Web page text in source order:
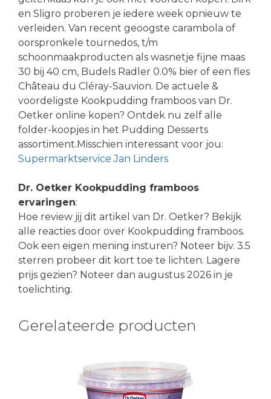
en Sligro proberen je iedere week opnieuw te
verleiden. Van recent geoogste carambola of
oorspronkele tournedos, t/m
schoonmaakproducten als wasnetje fijne maas
30 bij 40 cm, Budels Radler 0.0% bier of een fles
Château du Cléray-Sauvion. De actuele &
voordeligste Kookpudding framboos van Dr.
Oetker online kopen? Ontdek nu zelf alle
folder-koopjes in het Pudding Desserts
assortiment.Misschien interessant voor jou:
Supermarktservice Jan Linders
Dr. Oetker Kookpudding framboos
ervaringen:
Hoe review jij dit artikel van Dr. Oetker? Bekijk
alle reacties door over Kookpudding framboos.
Ook een eigen mening insturen? Noteer bijv. 3.5
sterren probeer dit kort toe te lichten. Lagere
prijs gezien? Noteer dan augustus 2026 in je
toelichting.
Gerelateerde producten